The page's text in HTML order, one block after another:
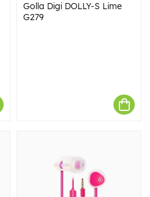
Golla Digi DOLLY-S Lime
G279